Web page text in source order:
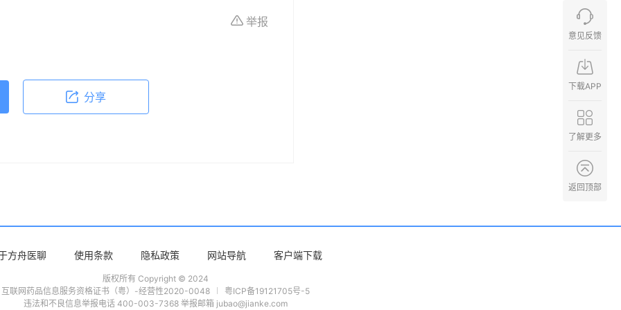
举报
分享
方舟医聊 使用条款 隐私政策 网站导航 客户端下载
版权所有 Copyright © 2024
互联网药品信息服务资格证书（粤）-经营性2020-0048
粤ICP备19121705号-5
违法和不良信息举报电话 400-003-7368 举报邮箱 jubao@jianke.com
意见反馈
下载APP
了解更多
返回顶部